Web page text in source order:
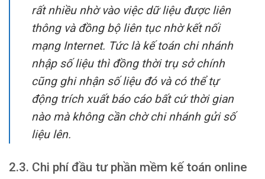
rất nhiều nhờ vào việc dữ liệu được liên
thông và đồng bộ liên tục nhờ kết nối
mạng Internet. Tức là kế toán chi nhánh
nhập số liệu thì đồng thời trụ sở chính
cũng ghi nhận số liệu đó và có thể tự
động trích xuất báo cáo bất cứ thời gian
nào mà không cần chờ chi nhánh gửi số
liệu lên.
2.3. Chi phí đầu tư phần mềm kế toán online